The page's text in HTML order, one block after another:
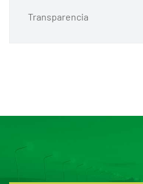
Transparencia